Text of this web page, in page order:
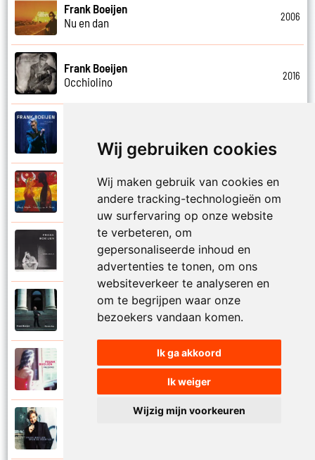
Wij gebruiken cookies
Wij maken gebruik van cookies en
andere tracking-technologieën om
uw surfervaring op onze website
te verbeteren, om
gepersonaliseerde inhoud en
advertenties te tonen, om ons
websiteverkeer te analyseren en
om te begrijpen waar onze
bezoekers vandaan komen.
Ik ga akkoord
Ik weiger
Wijzig mijn voorkeuren
Frank Boeijen
Nu en dan
2006
Frank Boeijen
Occhiolino
2016
Of ligt het aan mij
Frank Boeijen
Onder ons
Frank Boeijen
Onschuld
Frank Boeijen
Op een dag
Frank Boeijen